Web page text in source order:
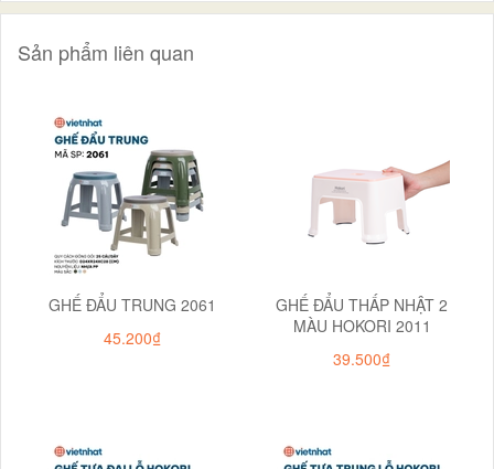
Sản phẩm liên quan
GHẾ ĐẨU TRUNG 2061
45.200₫
GHẾ ĐẨU THẤP NHẬT 2
MÀU HOKORI 2011
39.500₫